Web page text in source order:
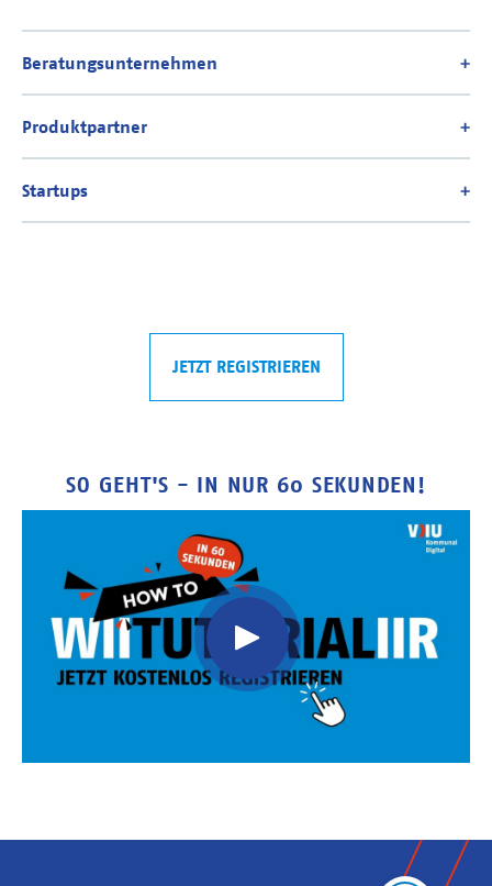
JETZT REGISTRIEREN
SO GEHT'S - IN NUR 60 SEKUNDEN!